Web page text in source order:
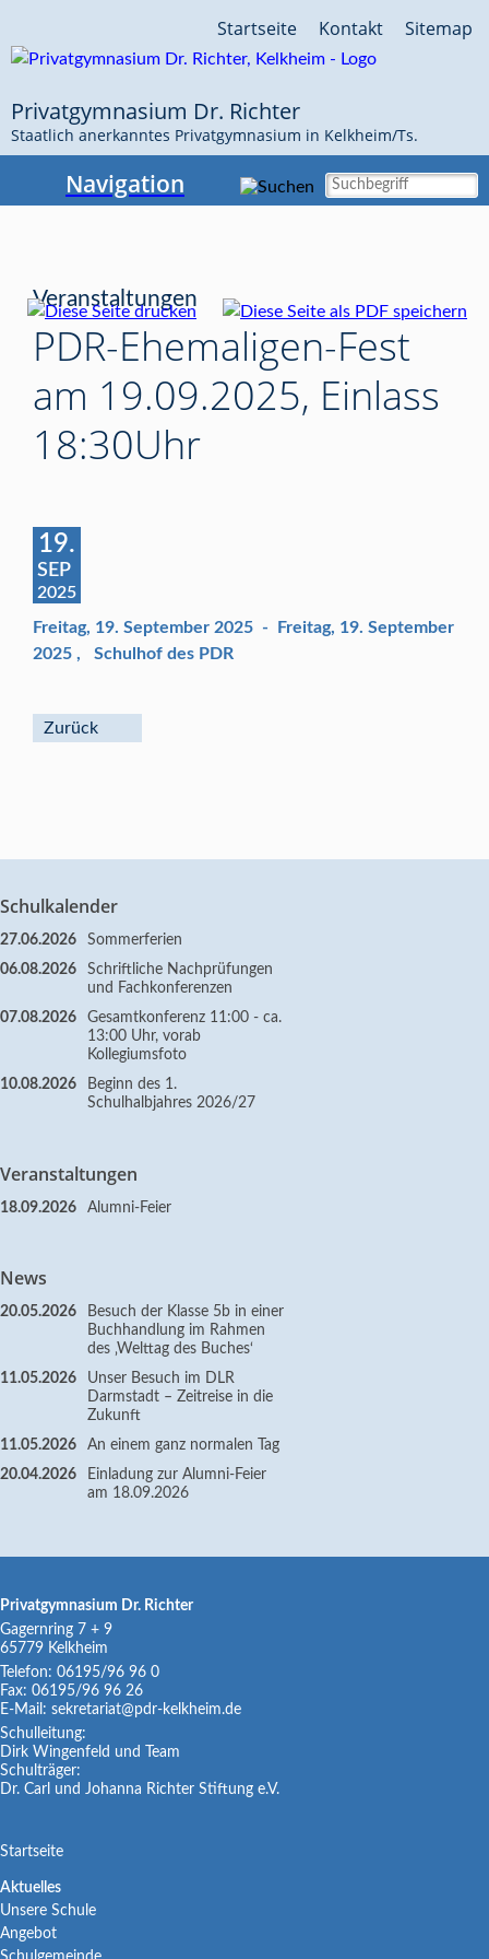
überspringen
Sitemap
Kontakt
Startseite
Privatgymnasium Dr. Richter
Staatlich anerkanntes Privatgymnasium in Kelkheim/Ts.
Navigation
Veranstaltungen
PDR-Ehemaligen-Fest
am 19.09.2025, Einlass
18:30Uhr
19.
SEP
2025
Freitag, 19. September 2025 -
Freitag, 19. September
2025 , Schulhof des PDR
Zurück
Schulkalender
27.06.2026
Sommerferien
06.08.2026
Schriftliche Nachprüfungen
und Fachkonferenzen
07.08.2026
Gesamtkonferenz 11:00 - ca.
13:00 Uhr, vorab
Kollegiumsfoto
10.08.2026
Beginn des 1.
Schulhalbjahres 2026/27
Veranstaltungen
18.09.2026 Alumni-Feier
News
20.05.2026
Besuch der Klasse 5b in einer
Buchhandlung im Rahmen
des ‚Welttag des Buches‘
11.05.2026
Unser Besuch im DLR
Darmstadt – Zeitreise in die
Zukunft
11.05.2026
An einem ganz normalen Tag
20.04.2026
Einladung zur Alumni-Feier
am 18.09.2026
Privatgymnasium Dr. Richter
Gagernring 7 + 9
65779 Kelkheim
Telefon: 06195/96 96 0
Fax: 06195/96 96 26
E-Mail: sekretariat@pdr-kelkheim.de
Schulleitung:
Dirk Wingenfeld und Team
Schulträger:
Dr. Carl und Johanna Richter Stiftung e.V.
Navigation
Startseite
Navigation
überspringen
Aktuelles
Unsere Schule
Angebot